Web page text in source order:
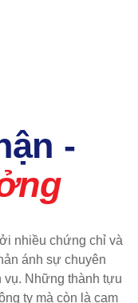
-
nhiều chứng chỉ và
ánh sự chuyên
vụ. Những thành tựu
ty mà còn là cam